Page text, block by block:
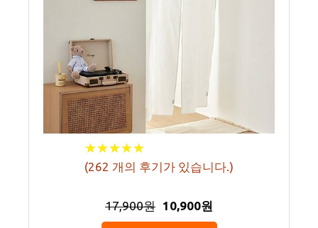
★★★★★
★★★★★
(262 개의 후기가 있습니다.)
17,900원 10,900원